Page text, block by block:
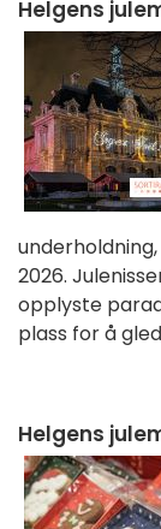
Helgens
2026.
opplyste
plass for å
Helgens